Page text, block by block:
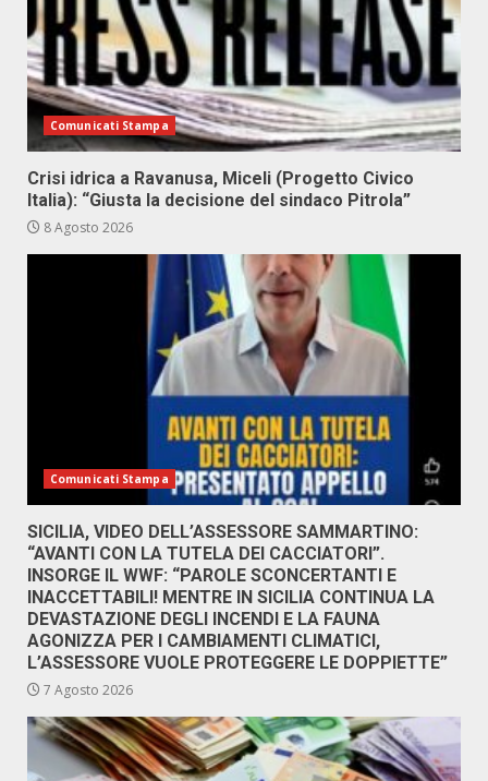
Comunicati Stampa
Crisi idrica a Ravanusa, Miceli (Progetto Civico
Italia): “Giusta la decisione del sindaco Pitrola”
8 Agosto 2026
Comunicati Stampa
SICILIA, VIDEO DELL’ASSESSORE SAMMARTINO:
“AVANTI CON LA TUTELA DEI CACCIATORI”.
INSORGE IL WWF: “PAROLE SCONCERTANTI E
INACCETTABILI! MENTRE IN SICILIA CONTINUA LA
DEVASTAZIONE DEGLI INCENDI E LA FAUNA
AGONIZZA PER I CAMBIAMENTI CLIMATICI,
L’ASSESSORE VUOLE PROTEGGERE LE DOPPIETTE”
7 Agosto 2026